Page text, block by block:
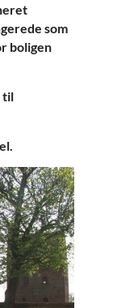
som
boligen
til